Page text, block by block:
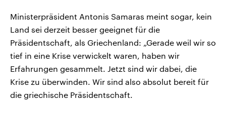
Ministerpräsident Antonis Samaras meint sogar, kein
Land sei derzeit besser geeignet für die
Präsidentschaft, als Griechenland: „Gerade weil wir so
tief in eine Krise verwickelt waren, haben wir
Erfahrungen gesammelt. Jetzt sind wir dabei, die
Krise zu überwinden. Wir sind also absolut bereit für
die griechische Präsidentschaft.